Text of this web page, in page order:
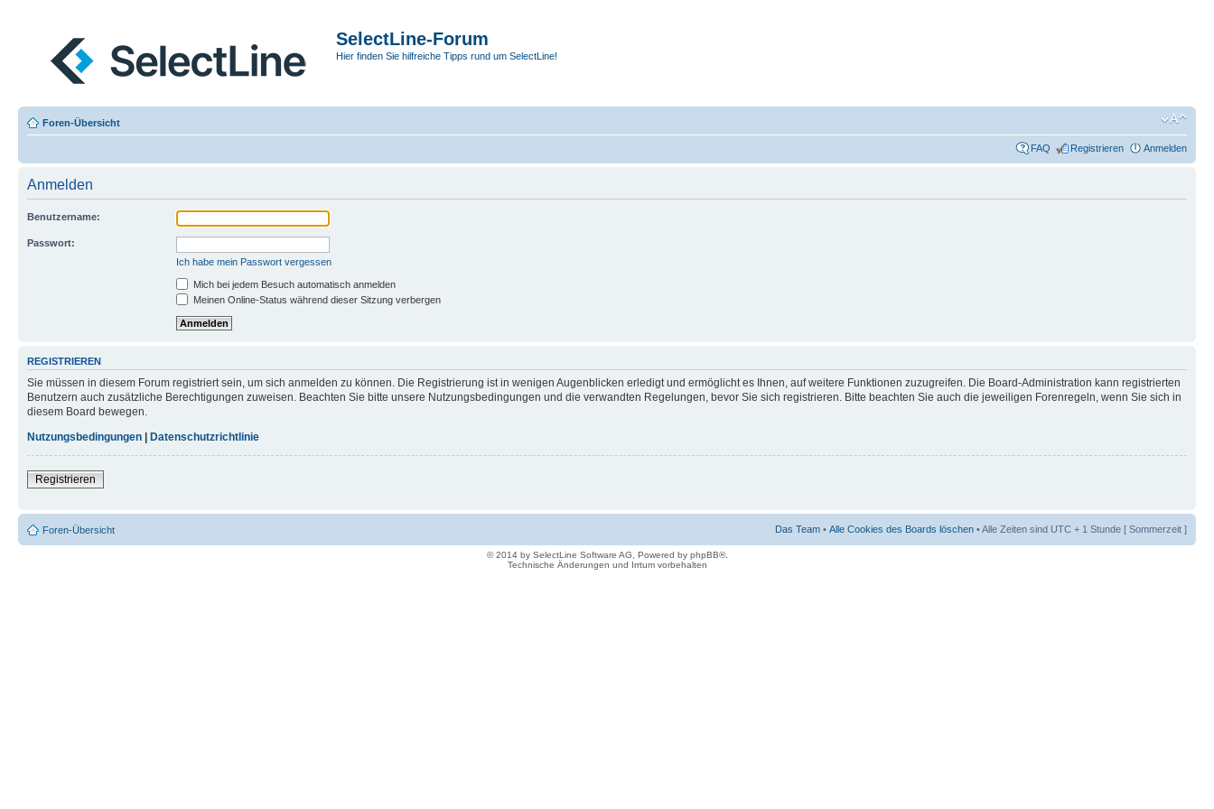
SelectLine-Forum
Hier finden Sie hilfreiche Tipps rund um SelectLine!
Foren-Übersicht
FAQ Registrieren Anmelden
Anmelden
Benutzername:
Passwort:
Ich habe mein Passwort vergessen
Mich bei jedem Besuch automatisch anmelden
Meinen Online-Status während dieser Sitzung verbergen
REGISTRIEREN
Sie müssen in diesem Forum registriert sein, um sich anmelden zu können. Die Registrierung ist in wenigen Augenblicken erledigt und ermöglicht es Ihnen, auf weitere Funktionen zuzugreifen. Die Board-Administration kann registrierten
Benutzern auch zusätzliche Berechtigungen zuweisen. Beachten Sie bitte unsere Nutzungsbedingungen und die verwandten Regelungen, bevor Sie sich registrieren. Bitte beachten Sie auch die jeweiligen Forenregeln, wenn Sie sich in
diesem Board bewegen.
Nutzungsbedingungen | Datenschutzrichtlinie
Registrieren
Foren-Übersicht Das Team • Alle Cookies des Boards löschen • Alle Zeiten sind UTC + 1 Stunde [ Sommerzeit ]
© 2014 by SelectLine Software AG, Powered by phpBB®.
Technische Änderungen und Irrtum vorbehalten